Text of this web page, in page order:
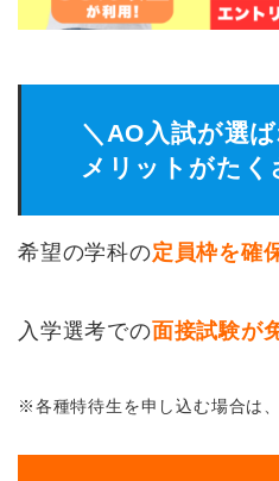
＼AO入試が選
メリットがたく
希望の学科の定員枠を確
入学選考での面接試験が
※各種特待生を申し込む場合は